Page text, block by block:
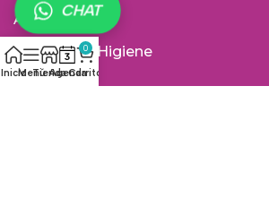
Accesorios
Limpieza e Higiene
Arenas
CHAT
InicioMenúTiendaAgenda
0
Carrito